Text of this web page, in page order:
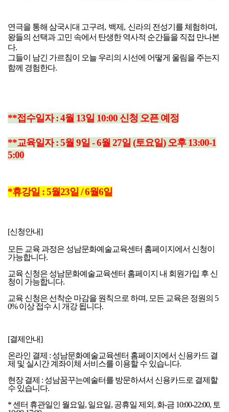
연극을 통해 삼국시대 고구려, 백제 , 신라의 전성기를 체험하며,
왕들의 선택과 고민 속에서 탄생한 역사적 순간들을 직접 만나본
다.
그들이 남긴 가르침이 오늘 우리의 시선에 어떻게 울림을 주는지
함께 경험한다.
**접수일자 : 4월 13일 10:00 신청 오픈 예정
**교육일자 : 5월 9일 - 6월 27일 (토요일) 오후 13:00-1
5:00
*휴강일 : 5월23일 / 6월6일
[신청안내]
모든 교육 과정은 성남문화예술교육센터 홈페이지에서 신청이
가능합니다.
교육 신청은 성남문화예술교육센터 홈페이지 내 회원가입 후 신
청이 가능합니다.
교육 신청은 선착순 마감을 원칙으로 하며, 모든 교육은 정원의 5
0% 이상 접수 시 개강 됩니다.
[결제안내]
온라인 결제 : 성남문화예술교육센터 홈페이지에서 신용카드 결
제 및 실시간 계좌이체 서비스를 이용할 수 있습니다.
현장 결제 : 성남꿈꾸는예술터를 방문하셔서 신용카드로 결제할
수 있습니다.
* 센터 휴관일인 월요일, 일요일, 공휴일 제외, 화-금 10:00-22:00, 토